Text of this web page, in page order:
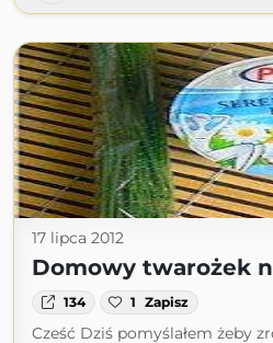
17 lipca 2012
Domowy twarożek
134 1 Zapisz
Cześć Dziś pomyślałem żeby